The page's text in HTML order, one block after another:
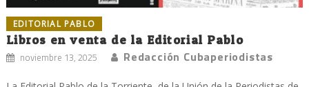
EDITORIAL PABLO
Libros en venta de la Editorial Pablo
noviembre 13, 2025 Redacción Cubaperiodistas